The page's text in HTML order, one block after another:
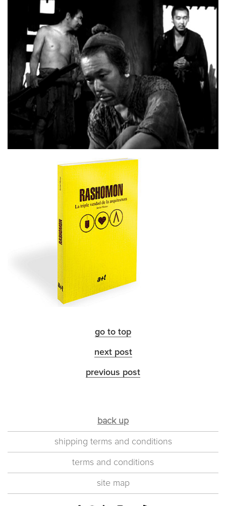
go to top
next post
previous post
back up
shipping terms and conditions
terms and conditions
site map